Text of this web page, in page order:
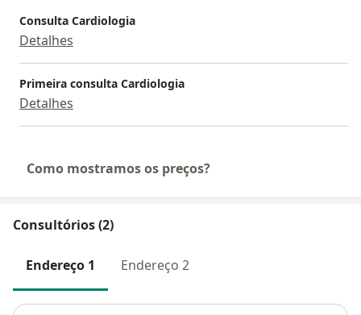
Consulta Cardiologia
Detalhes
Primeira consulta Cardiologia
Detalhes
Como mostramos os preços?
Consultórios (2)
Endereço 1 Endereço 2